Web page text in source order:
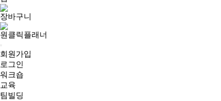
장바구니
원클릭플래너
회원가입
로그인
워크숍
교육
팀빌딩